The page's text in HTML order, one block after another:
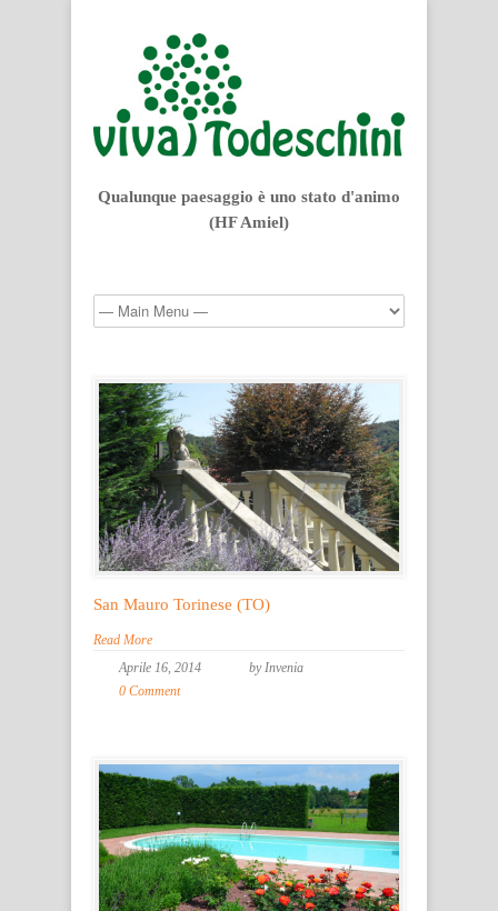
Qualunque paesaggio è uno stato d'animo
(HF Amiel)
San Mauro Torinese (TO)
Read More
Aprile 16, 2014
by Invenia
0 Comment